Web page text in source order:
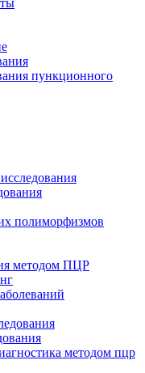
пункционного
полиморфизмов
методом ПЦР
методом пцр